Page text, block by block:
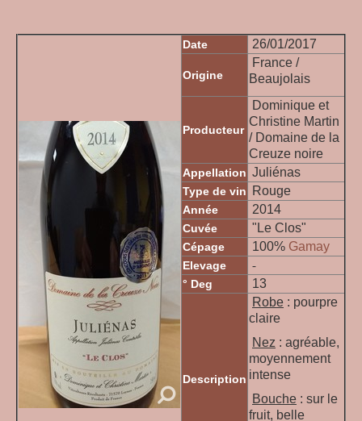
Date 26/01/2017
Origine
France /
Beaujolais
Producteur
Dominique et
Christine Martin
/ Domaine de la
Creuze noire
Appellation Juliénas
Type de vin Rouge
Année 2014
Cuvée "Le Clos"
Cépage 100% Gamay
Elevage
-
° Deg
13
Description
Robe : pourpre
claire
Nez : agréable,
moyennement
intense
Bouche : sur le
fruit, belle